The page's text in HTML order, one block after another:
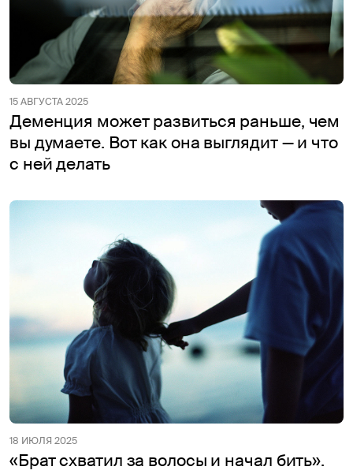
15 АВГУСТА 2025
Деменция может развиться раньше, чем
вы думаете. Вот как она выглядит — и что
с ней делать
18 ИЮЛЯ 2025
«Брат схватил за волосы и начал бить».